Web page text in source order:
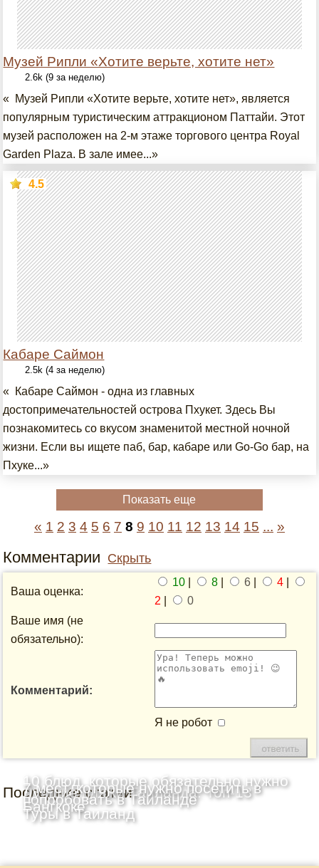
Музей Рипли «Хотите верьте, хотите нет»
2.6k (9 за неделю)
« Музей Рипли «Хотите верьте, хотите нет», является
популярным туристическим аттракционом Паттайи. Этот
музей расположен на 2-м этаже торгового центра Royal
Garden Plaza. В зале имее...»
Кабаре Саймон
4.5
2.5k (4 за неделю)
« Кабаре Саймон - одна из главных
достопримечательностей острова Пхукет. Здесь Вы
познакомитесь со вкусом знаменитой местной ночной
жизни. Если вы ищете паб, бар, кабаре или Go-Go бар, на
Пхуке...»
Показать еще
« 1 2 3 4 5 6 7 8 9 10 11 12 13 14 15 ... »
Комментарии Скрыть
Ваша оценка:
10 8 6 4
2
0
Ваше имя (не
обязательно):
Комментарий:
Я не робот
Последние статьи
Лучшие пляжи Таиланда: Топ-13
10 блюд, которые обязательно нужно
попробовать в Таиланде
7 мест, которые нужно посетить в
Бангкоке
Туры в Таиланд